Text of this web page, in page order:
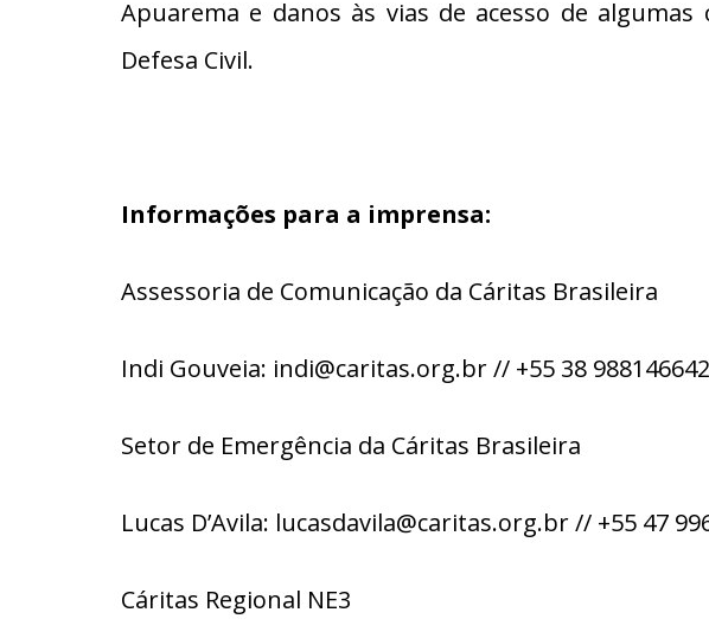
Apuarema e danos às vias de acesso de
Defesa Civil.
Informações para a imprensa:
Assessoria de Comunicação da Cáritas Brasileira
Indi Gouveia: indi@caritas.org.br // +55 38 988146642
Setor de Emergência da Cáritas Brasileira
Lucas D’Avila: lucasdavila@caritas.org.br // +55 47
Cáritas Regional NE3